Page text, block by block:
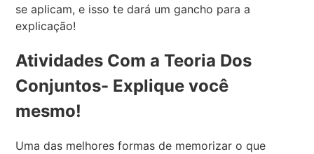
se aplicam, e isso te dará um gancho para a
explicação!
Atividades Com a Teoria Dos
Conjuntos- Explique você
mesmo!
Uma das melhores formas de memorizar o que